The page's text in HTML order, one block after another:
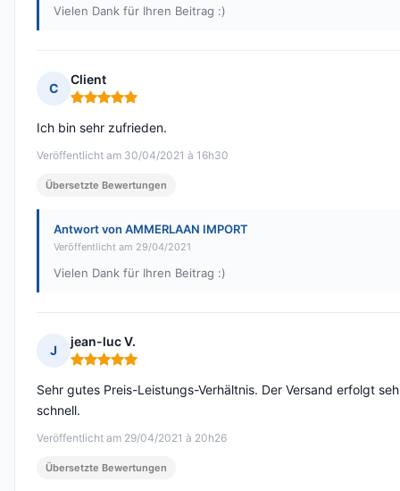
Vielen Dank für Ihren Beitrag :)
C
Client
Hinweis: 5 von 5
Veröffentlicht am 30/04/2021 à 16h30
Ich bin sehr zufrieden.
Übersetzte Bewertungen
Antwort von AMMERLAAN IMPORT
Veröffentlicht am 29/04/2021
Vielen Dank für Ihren Beitrag :)
J
jean-luc V.
Hinweis: 5 von 5
Veröffentlicht am 29/04/2021 à 20h26
Sehr gutes Preis-Leistungs-Verhältnis. Der Versand erfolgt
schnell.
Übersetzte Bewertungen